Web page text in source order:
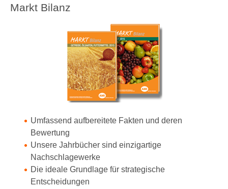
Markt Bilanz
Umfassend aufbereitete Fakten und deren
Bewertung
Unsere Jahrbücher sind einzigartige
Nachschlagewerke
Die ideale Grundlage für strategische
Entscheidungen